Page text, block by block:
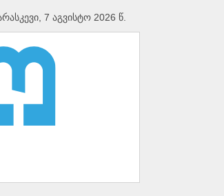
7 აგვისტო 2026 წ.